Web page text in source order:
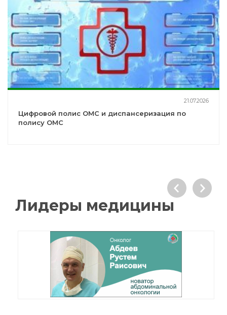
21.07.2026
Цифровой полис ОМС и диспансеризация по
полису ОМС
Лидеры медицины